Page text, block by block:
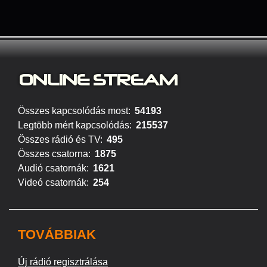
ONLINE STREAM
Összes kapcsolódás most: 54193
Legtöbb mért kapcsolódás: 215537
Összes rádió és TV: 495
Összes csatorna: 1875
Audió csatornák: 1621
Videó csatornák: 254
TOVÁBBIAK
Új rádió regisztrálása